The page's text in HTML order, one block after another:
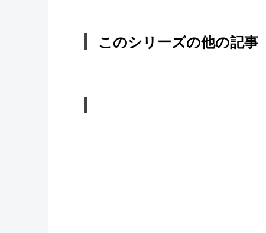
このシリーズの他の記事